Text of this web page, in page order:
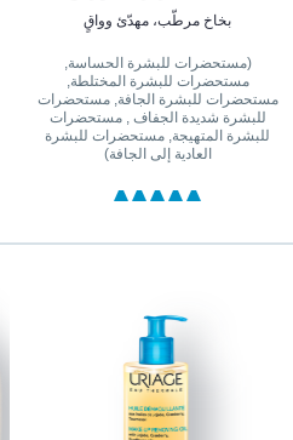
بخاخ مرطّب، مهدّئ وواقٍ
(مستحضرات للبشرة الحساسة,
مستحضرات للبشرة المختلطة,
مستحضرات للبشرة الجافة, مستحضرات
للبشرة شديدة الجفاف , مستحضرات
للبشرة المتهيجة, مستحضرات للبشرة
العادية إلى الجافة)